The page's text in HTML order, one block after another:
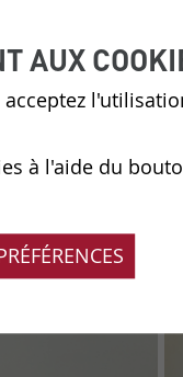
AUX
à l'aide du